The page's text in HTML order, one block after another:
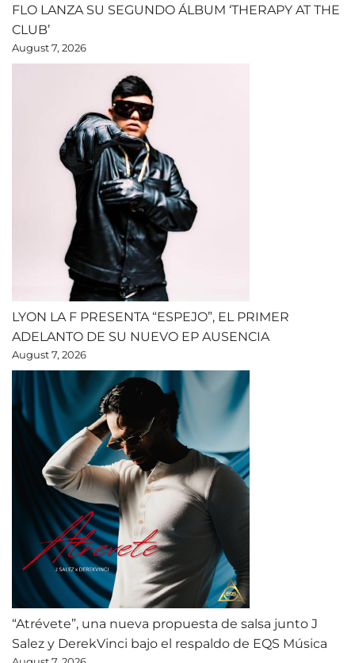
FLO LANZA SU SEGUNDO ÁLBUM ‘THERAPY AT THE
CLUB’
August 7, 2026
LYON LA F PRESENTA “ESPEJO”, EL PRIMER
ADELANTO DE SU NUEVO EP AUSENCIA
August 7, 2026
“Atrévete”, una nueva propuesta de salsa junto J
Salez y DerekVinci bajo el respaldo de EQS Música